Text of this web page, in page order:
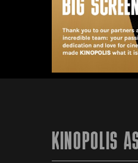
KINOPOLIS